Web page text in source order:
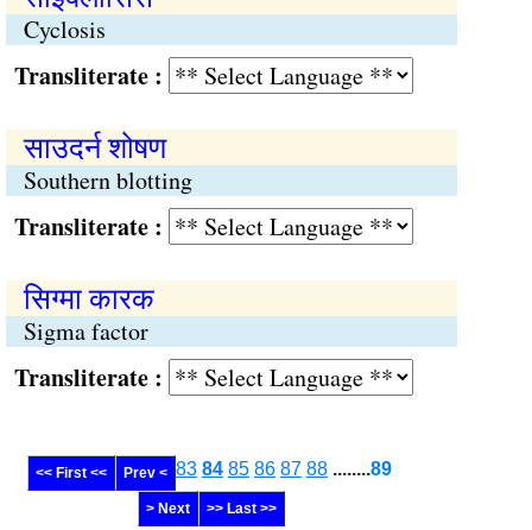
Cyclosis
:
साउदर्न शोषण
Southern blotting
:
सिग्मा कारक
Sigma factor
:
<< First << Prev < 83 84 85 86 87 88 ........89
> Next >> Last >>